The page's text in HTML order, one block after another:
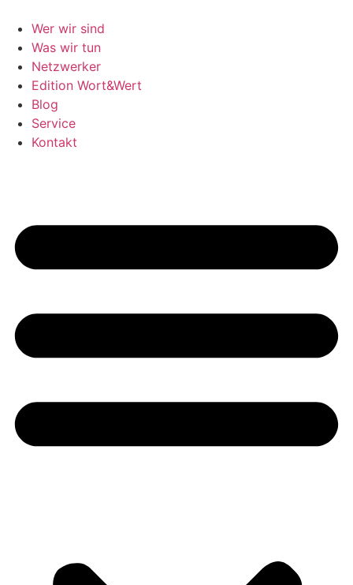
Wer wir sind
Was wir tun
Netzwerker
Edition Wort&Wert
Blog
Service
Kontakt